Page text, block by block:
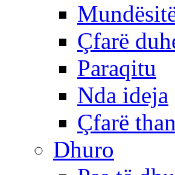
Çfarë
Paraqitu
Nda ideja
Çfarë
Dhuro